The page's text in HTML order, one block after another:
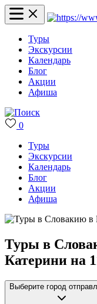
Туры
Экскурсии
Календарь
Блог
Акции
Афиша
0
Туры
Экскурсии
Календарь
Блог
Акции
Афиша
Туры в
Катерини на
Выберите город